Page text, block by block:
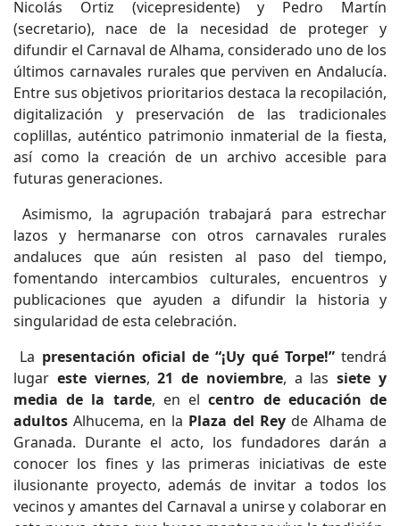
Nicolás Ortiz (vicepresidente) y Pedro Martín
(secretario), nace de la necesidad de proteger y
difundir el Carnaval de Alhama, considerado uno de los
últimos carnavales rurales que perviven en Andalucía.
Entre sus objetivos prioritarios destaca la recopilación,
digitalización y preservación de las tradicionales
coplillas, auténtico patrimonio inmaterial de la fiesta,
así como la creación de un archivo accesible para
futuras generaciones.
Asimismo, la agrupación trabajará para estrechar
lazos y hermanarse con otros carnavales rurales
andaluces que aún resisten al paso del tiempo,
fomentando intercambios culturales, encuentros y
publicaciones que ayuden a difundir la historia y
singularidad de esta celebración.
La presentación oficial de “¡Uy qué Torpe!”tendrá
lugar este viernes,21 de noviembre, a las siete y
media de la tarde, en elcentro de educación de
adultos Alhucema, en la Plaza del Reyde Alhama de
Granada. Durante el acto, los fundadores darán a
conocer los fines y las primeras iniciativas de este
ilusionante proyecto, además de invitar a todos los
vecinos y amantes del Carnaval a unirse y colaborar en